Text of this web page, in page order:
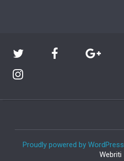
Proudly powered by WordPress
Webriti